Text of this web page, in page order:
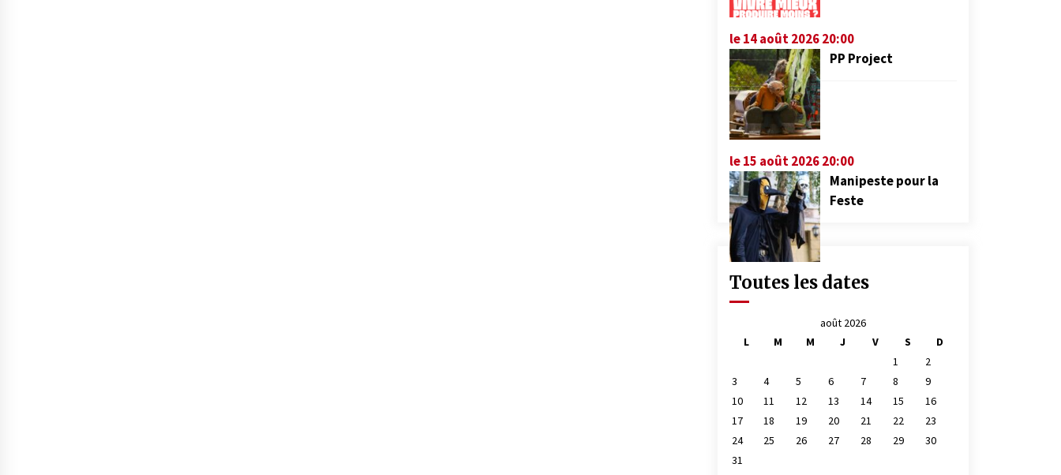
le 14 août 2026 20:00
PP Project
le 15 août 2026 20:00
Manipeste pour la
Feste
Toutes les dates
août 2026
L
M M J V S
D
1
2
3
4 5 6 7 8
9
10
11 12 13 14 15
16
17
18 19 20 21 22
23
24
25 26 27 28 29
30
31